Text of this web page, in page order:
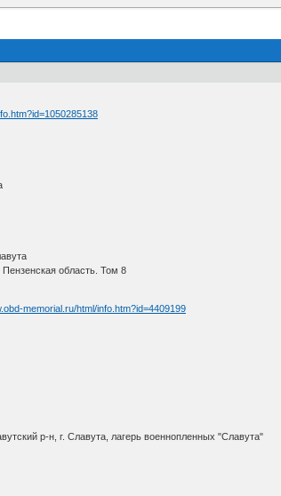
область. Том 8
memorial.ru/html/info.htm?id=4409199
р-н, г. Славута, лагерь военнопленных "Славута"